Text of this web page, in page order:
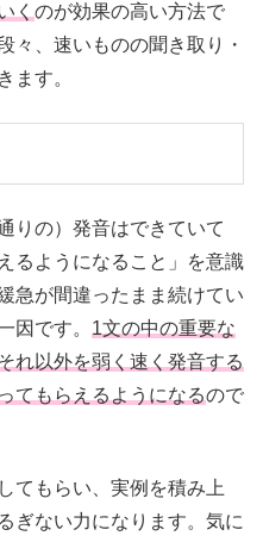
くのが効果の高い方法で
々、速いものの聞き取り・
ます。
りの）発音はできていて
るようになること」を意識
急が間違ったまま続けてい
因です。 1文の中の重要な
れ以外を弱く速く発音する
てもらえるようになるので
てもらい、実例を積み上
ぎない力になります。気に